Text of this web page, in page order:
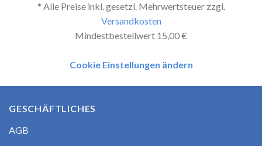
* Alle Preise inkl. gesetzl. Mehrwertsteuer zzgl.
Versandkosten
Mindestbestellwert 15,00 €
Cookie Einstellungen ändern
GESCHÄFTLICHES
AGB